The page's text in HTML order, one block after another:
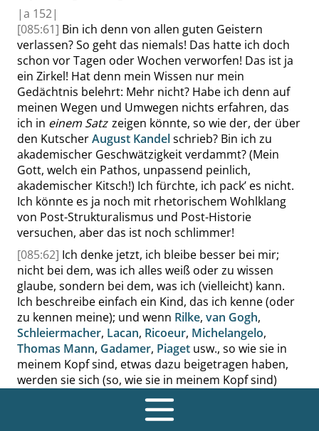
|a 152|
[085:61] Bin ich denn von allen guten Geistern
verlassen? So geht das niemals! Das hatte ich doch
schon vor Tagen oder Wochen verworfen! Das ist ja
ein Zirkel! Hat denn mein Wissen nur mein
Gedächtnis belehrt: Mehr nicht? Habe ich denn auf
meinen Wegen und Umwegen nichts erfahren, das
ich in einem Satz zeigen könnte, so wie der, der über
den KutscherAugust Kandelschrieb? Bin ich zu
akademischer Geschwätzigkeit verdammt? (Mein
Gott, welch ein Pathos, unpassend peinlich,
akademischer Kitsch!) Ich fürchte, ich pack’ es nicht.
Ich könnte es ja noch mit rhetorischem Wohlklang
von Post-Strukturalismus und Post-Historie
versuchen, aber das ist noch schlimmer!
[085:62] Ich denke jetzt, ich bleibe besser bei mir;
nicht bei dem, was ich alles weiß oder zu wissen
glaube, sondern bei dem, was ich (vielleicht) kann.
Ich beschreibe einfach ein Kind, das ich kenne (oder
zu kennen meine); und wenn Rilke, van Gogh,
Schleiermacher, Lacan, Ricoeur, Michelangelo,
Thomas Mann, Gadamer, Piaget usw., so wie sie in
meinem Kopf sind, etwas dazu beigetragen haben,
werden sie sich (so, wie sie in meinem Kopf sind)
schon melden. Aber wie fange ich an?